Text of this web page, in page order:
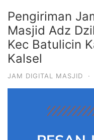
Pengiriman
Masjid Adz
Kec Batulicin
Kalsel
JAM DIGITAL MASJID ·